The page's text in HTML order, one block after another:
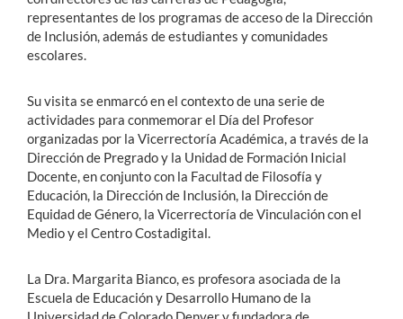
representantes de los programas de acceso de la Dirección
de Inclusión, además de estudiantes y comunidades
escolares.
Su visita se enmarcó en el contexto de una serie de
actividades para conmemorar el Día del Profesor
organizadas por la Vicerrectoría Académica, a través de la
Dirección de Pregrado y la Unidad de Formación Inicial
Docente, en conjunto con la Facultad de Filosofía y
Educación, la Dirección de Inclusión, la Dirección de
Equidad de Género, la Vicerrectoría de Vinculación con el
Medio y el Centro Costadigital.
La Dra. Margarita Bianco, es profesora asociada de la
Escuela de Educación y Desarrollo Humano de la